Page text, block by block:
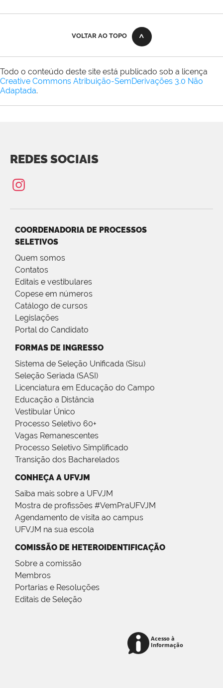
VOLTAR AO TOPO
Todo o conteúdo deste site está publicado sob a licença
Creative Commons Atribuição-SemDerivações 3.0 Não
Adaptada.
REDES SOCIAIS
COORDENADORIA DE PROCESSOS
SELETIVOS
Quem somos
Contatos
Editais e vestibulares
Copese em números
Catálogo de cursos
Legislações
Portal do Candidato
FORMAS DE INGRESSO
Sistema de Seleção Unificada (Sisu)
Seleção Seriada (SASI)
Licenciatura em Educação do Campo
Educação a Distância
Vestibular Único
Processo Seletivo 60+
Vagas Remanescentes
Processo Seletivo Simplificado
Transição dos Bacharelados
CONHEÇA A UFVJM
Saiba mais sobre a UFVJM
Mostra de profissões #VemPraUFVJM
Agendamento de visita ao campus
UFVJM na sua escola
COMISSÃO DE HETEROIDENTIFICAÇÃO
Sobre a comissão
Membros
Portarias e Resoluções
Editais de Seleção